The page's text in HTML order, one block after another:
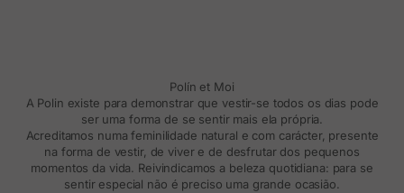
Polín et Moi
A Polin existe para demonstrar que vestir-se todos os dias pode
ser uma forma de se sentir mais ela própria.
Acreditamos numa feminilidade natural e com carácter, presente
na forma de vestir, de viver e de desfrutar dos pequenos
momentos da vida. Reivindicamos a beleza quotidiana: para se
sentir especial não é preciso uma grande ocasião.